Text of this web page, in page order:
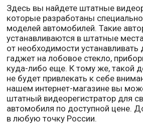
Здесь вы найдете штатные
которые разработаны
моделей автомобилей. Такие
устанавливаются в штатные
от необходимости устанавливать
гаджет на лобовое стекло,
куда-либо еще. К тому же, такой
не будет привлекать к себе
нашем интернет-магазине вы
штатный видеорегистратор для
автомобиля по доступной цене.
в любую точку России.